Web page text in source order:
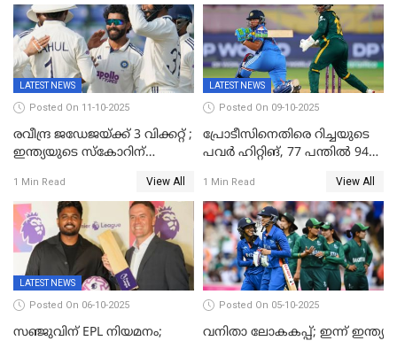
LATEST NEWS
Posted On 11-10-2025
രവീന്ദ്ര ജഡേജയ്ക്ക് 3 വിക്കറ്റ് ;
ഇന്ത്യയുടെ സ്കോറിന്
നാല് വിക്കറ്റ് നഷ്ടം
1 Min Read View All
LATEST NEWS
Posted On 09-10-2025
പ്രോടീസിനെതിരെ റിച്ചയുടെ
പവർ ഹിറ്റിങ്, 77 പന്തില്‍ 94
ലക്ഷ്യമൊരുക്കി ഇന്ത്യ; 28
വര്‍ഷം പഴക്കമുള്ള ലോക
റെക്കോര്‍ഡ് തകര്‍ത്ത് സ്മൃതി
1 Min Read View All
LATEST NEWS
Posted On 06-10-2025
സഞ്ജുവിന് EPL നിയമനം;
Posted On 05-10-2025
വനിതാ ലോകകപ്പ്; ഇന്ന് ഇന്ത്യ